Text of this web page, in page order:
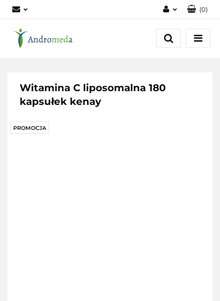
Zaloguj się
Zarejestruj się
(0)
Witamina C liposomalna 180
kapsułek kenay
PROMOCJA